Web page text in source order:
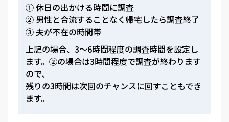
① 休日の出かける時間に調査
② 男性と合流することなく帰宅したら調査終了
③ 夫が不在の時間帯
上記の場合、3～6時間程度の調査時間を設定し
ます。②の場合は3時間程度で調査が終わります
ので、
残りの3時間は次回のチャンスに回すこともでき
ます。